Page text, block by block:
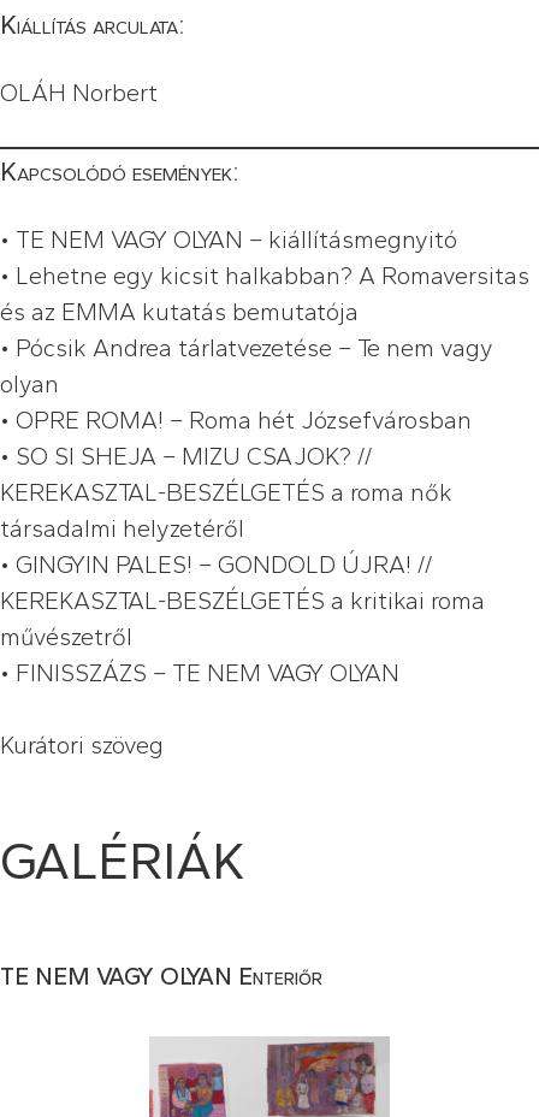
Kiállítás arculata:
OLÁH Norbert
Kapcsolódó események:
• TE NEM VAGY OLYAN – kiállításmegnyitó
• Lehetne egy kicsit halkabban? A Romaversitas
és az EMMA kutatás bemutatója
• Pócsik Andrea tárlatvezetése – Te nem vagy
olyan
• OPRE ROMA! – Roma hét Józsefvárosban
• SO SI SHEJA – MIZU CSAJOK? //
KEREKASZTAL-BESZÉLGETÉS a roma nők
társadalmi helyzetéről
• GINGYIN PALES! – GONDOLD ÚJRA! //
KEREKASZTAL-BESZÉLGETÉS a kritikai roma
művészetről
• FINISSZÁZS – TE NEM VAGY OLYAN
Kurátori szöveg
GALÉRIÁK
TE NEM VAGY OLYAN Enteriőr